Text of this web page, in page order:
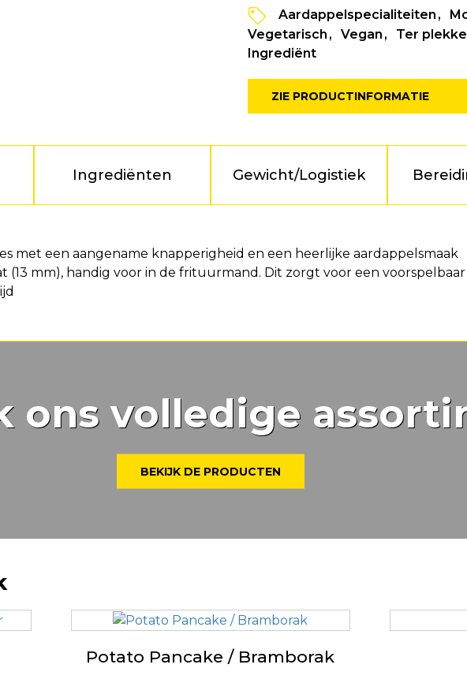
Aardappelspecialiteiten
Vegetarisch
Vegan Ter plekke
Ingrediënt
ZIE PRODUCTINFORMATIE
Ingrediënten Gewicht/Logistiek
met een aangename knapperigheid en een heerlijke aardappelsmaak
(13 mm), handig voor in de frituurmand. Dit zorgt voor een
ons volledige
BEKIJK DE PRODUCTEN
Potato Pancake / Bramborak